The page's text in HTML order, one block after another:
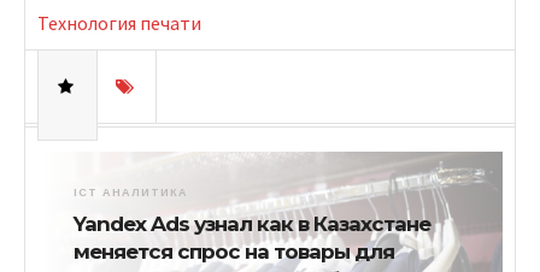
Технология печати
ICT АНАЛИТИКА
Yandex Ads узнал как в Казахстане
меняется спрос на товары для